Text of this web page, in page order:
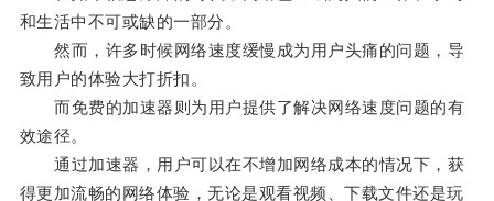
和生活中不可或缺的一部分。
然而，许多时候网络速度缓慢成为用户头痛的问题，导
致用户的体验大打折扣。
而免费的加速器则为用户提供了解决网络速度问题的有
效途径。
通过加速器，用户可以在不增加网络成本的情况下，获
得更加流畅的网络体验，无论是观看视频、下载文件还是玩